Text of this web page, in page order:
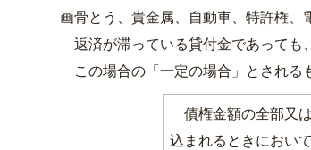
画骨とう、貴金属、自動車、特許権、
返済が滞っている貸付金であっても
この場合の「一定の場合」とされる
債権金額の全部又
込まれるときにおい